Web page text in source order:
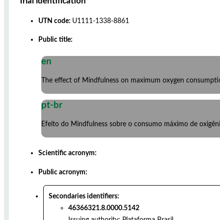
UTN code: U1111-1338-8861
Public title:
en
The effect of Mindfulness on maximum oxygen
pt-br
Efeito do Mindfulness sobre o consumo máximo de
Scientific acronym:
Public acronym:
Secondaries identifiers:
46366321.8.0000.5142